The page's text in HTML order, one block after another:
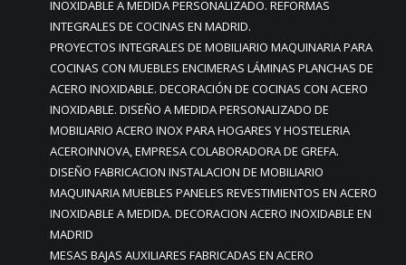
INOXIDABLE A MEDIDA PERSONALIZADO. REFORMAS
INTEGRALES DE COCINAS EN MADRID.
PROYECTOS INTEGRALES DE MOBILIARIO MAQUINARIA PARA
COCINAS CON MUEBLES ENCIMERAS LÁMINAS PLANCHAS DE
ACERO INOXIDABLE. DECORACIÓN DE COCINAS CON ACERO
INOXIDABLE. DISEÑO A MEDIDA PERSONALIZADO DE
MOBILIARIO ACERO INOX PARA HOGARES Y HOSTELERIA
ACEROINNOVA, EMPRESA COLABORADORA DE GREFA.
DISEÑO FABRICACION INSTALACION DE MOBILIARIO
MAQUINARIA MUEBLES PANELES REVESTIMIENTOS EN ACERO
INOXIDABLE A MEDIDA. DECORACION ACERO INOXIDABLE EN
MADRID
MESAS BAJAS AUXILIARES FABRICADAS EN ACERO